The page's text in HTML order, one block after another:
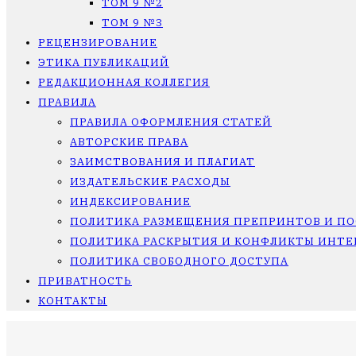
ТОМ 9 №2
ТОМ 9 №3
РЕЦЕНЗИРОВАНИЕ
ЭТИКА ПУБЛИКАЦИЙ
РЕДАКЦИОННАЯ КОЛЛЕГИЯ
ПРАВИЛА
ПРАВИЛА ОФОРМЛЕНИЯ СТАТЕЙ
АВТОРСКИЕ ПРАВА
ЗАИМСТВОВАНИЯ И ПЛАГИАТ
ИЗДАТЕЛЬСКИЕ РАСХОДЫ
ИНДЕКСИРОВАНИЕ
ПОЛИТИКА РАЗМЕЩЕНИЯ ПРЕПРИНТОВ И
ПОЛИТИКА РАСКРЫТИЯ И КОНФЛИКТЫ
ПОЛИТИКА СВОБОДНОГО ДОСТУПА
ПРИВАТНОСТЬ
КОНТАКТЫ